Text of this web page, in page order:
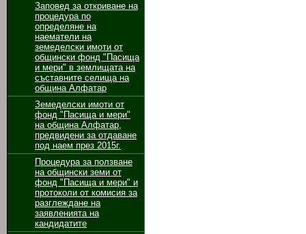
Заповед за откриване на
процедура по
определяне на
наематели на
земеделски имоти от
общински фонд "Пасища
и мери" в землищата на
съставните селища на
община Алфатар
Земеделски имоти от
фонд "Пасища и мери"
на община Алфатар,
предвидени за отдаване
под наем през 2015г.
Процедура за ползване
на общински земи от
фонд "Пасища и мери" и
протоколи от комисия за
разглеждане на
заявленията на
кандидатите